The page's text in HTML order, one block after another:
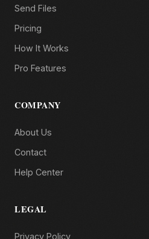
Send Files
Pricing
How It Works
Pro Features
COMPANY
About Us
Contact
Help Center
LEGAL
Privacy Policy